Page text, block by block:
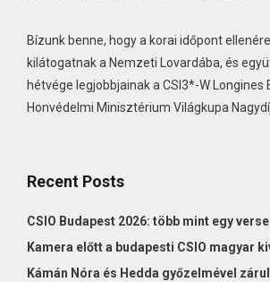
Bízunk benne, hogy a korai időpont
kilátogatnak a Nemzeti Lovardába, és
hétvége legjobbjainak a CSI3*-W Longines
Honvédelmi Minisztérium Világkupa
Recent Posts
CSIO Budapest 2026: több mint egy
Kamera előtt a budapesti CSIO magyar
Kámán Nóra és Hedda győzelmével